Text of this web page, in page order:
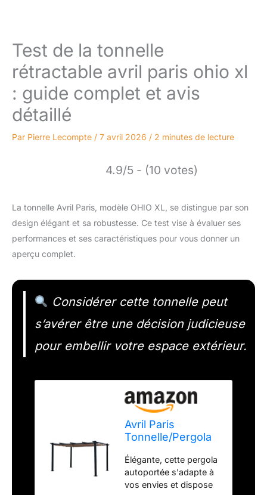
Test de la tonnelle
rétractable avril paris ohio xl
: guide complet et avis
détaillé
Par Pierre Lecompte / 7 avril 2026 / 2 minutes de lecture
4.9/5 - (10 votes)
La tonnelle Avril Paris, modèle OHIO XL, se distingue par son
design élégant et sa robustesse. Ce test vise à évaluer ses
performances et ses caractéristiques pour vous donner un
aperçu complet.
Considérer cette tonnelle peut
s’avérer être une décision judicieuse
pour embellir votre espace extérieur.
Avril Paris
Tonnelle/Pergola
toile coulissante
rétractable -
Gris/Taupe-OHIO
Élégante, cette pergola
autoportée s'adapte à
vos envies et dispose